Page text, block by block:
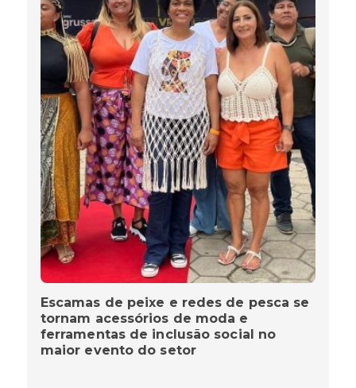
Escamas de peixe e redes de pesca se
tornam acessórios de moda e
ferramentas de inclusão social no
maior evento do setor